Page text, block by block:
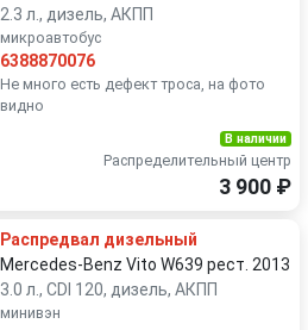
2.3 л., дизель, АКПП
микроавтобус
6388870076
Не много есть дефект троса, на фото
видно
В наличии
Распределительный центр
3 900 ₽
Распредвал дизельный
Mercedes-Benz Vito W639 рест. 2013
3.0 л., CDI 120, дизель, АКПП
минивэн